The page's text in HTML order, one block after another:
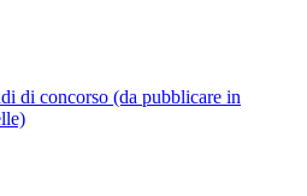
di concorso (da pubblicare in